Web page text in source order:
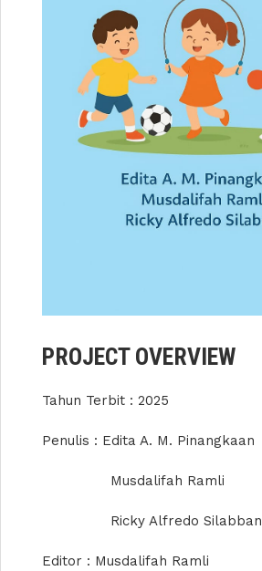
PROJECT OVERVIEW
Tahun Terbit : 2025
Penulis : Edita A. M. Pinangkaan
Musdalifah Ramli
Ricky Alfredo Silabban
Editor : Musdalifah Ramli